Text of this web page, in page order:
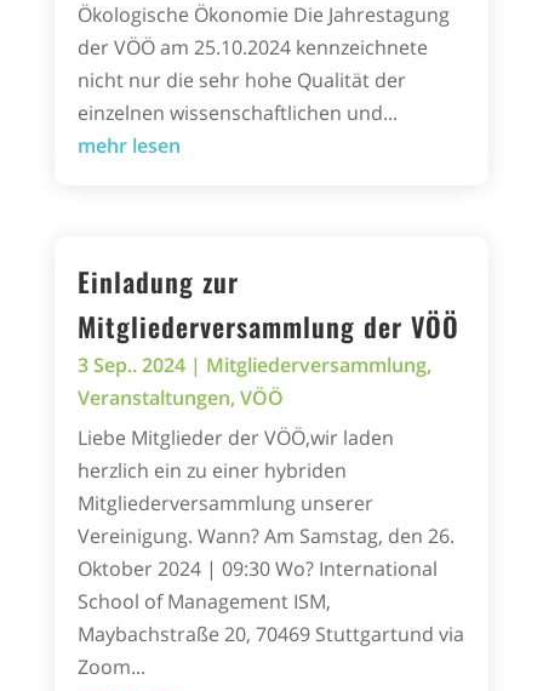
Ökologische Ökonomie Die Jahrestagung
der VÖÖ am 25.10.2024 kennzeichnete
nicht nur die sehr hohe Qualität der
einzelnen wissenschaftlichen und...
mehr lesen
Einladung zur
Mitgliederversammlung der VÖÖ
3 Sep.. 2024| Mitgliederversammlung,
Veranstaltungen, VÖÖ
Liebe Mitglieder der VÖÖ,wir laden
herzlich ein zu einer hybriden
Mitgliederversammlung unserer
Vereinigung. Wann? Am Samstag, den 26.
Oktober 2024 | 09:30 Wo? International
School of Management ISM,
Maybachstraße 20, 70469 Stuttgartund via
Zoom...